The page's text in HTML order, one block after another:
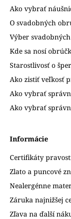
Ako vybrať
O svadobných
Výber
Kde sa nosí
Starostlivosť o
Ako zistiť veľkosť
Ako vybrať
Ako vybrať
Informácie
Certifikáty
Zlato a puncové
Nealergénne
Záruka najnižšej
Zľava na ďalší